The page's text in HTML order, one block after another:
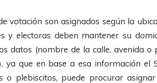
votación son asignados según la
y electoras deben mantener su
datos (nombre de la calle, avenida
ya que en base a esa información el
o plebiscitos, puede procurar